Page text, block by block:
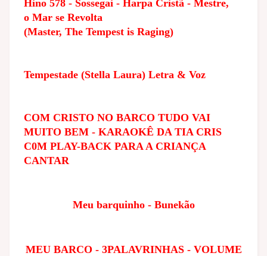
Hino 578 - Sossegai - Harpa Cristã - Mestre,
o Mar se Revolta
(Master, The Tempest is Raging)
Tempestade (Stella Laura) Letra & Voz
COM CRISTO NO BARCO TUDO VAI
MUITO BEM - KARAOKÊ DA TIA CRIS
C0M PLAY-BACK PARA A CRIANÇA
CANTAR
Meu barquinho - Bunekão
MEU BARCO - 3PALAVRINHAS - VOLUME